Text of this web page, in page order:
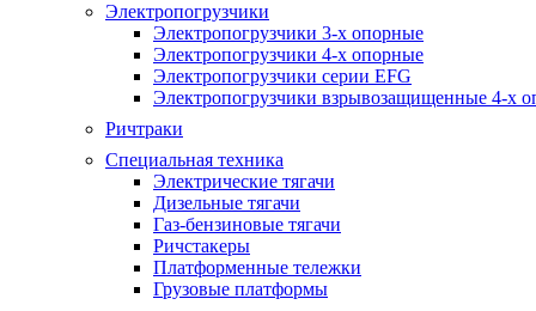
Электропогрузчики
Электропогрузчики 3-х опорные
Электропогрузчики 4-х опорные
Электропогрузчики серии EFG
Электропогрузчики взрывозащищенные 4-х
Ричтраки
Специальная техника
Электрические тягачи
Дизельные тягачи
Газ-бензиновые тягачи
Ричстакеры
Платформенные тележки
Грузовые платформы